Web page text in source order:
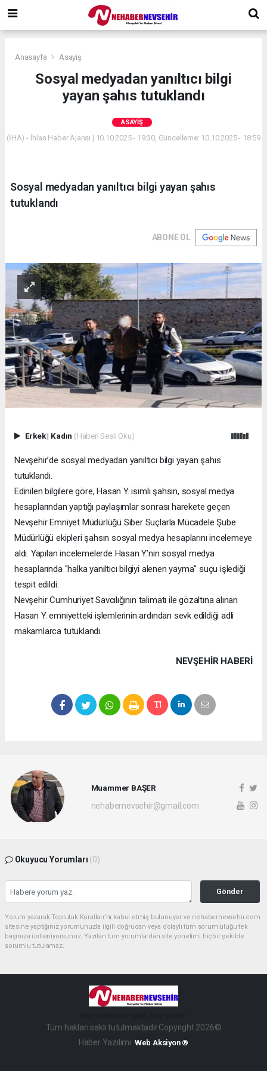
Anasayfa Asayiş
Sosyal medyadan yanıltıcı bilgi
yayan şahıs tutuklandı
ASAYIŞ
(İHA) - İhlas Haber Ajansı | 10.10.2025 - 19:30, Güncelleme: 10.10.2025 - 18:59
Sosyal medyadan yanıltıcı bilgi yayan şahıs
tutuklandı
ABONE OL
Erkek| Kadın (Haberi Sesli Oku)
Nevşehir’de sosyal medyadan yanıltıcı bilgi yayan şahıs
tutuklandı.
Edinilen bilgilere göre, Hasan Y. isimli şahsın, sosyal medya
hesaplarından yaptığı paylaşımlar sonrası harekete geçen
Nevşehir Emniyet Müdürlüğü Siber Suçlarla Mücadele Şube
Müdürlüğü ekipleri şahsın sosyal medya hesaplarını incelemeye
aldı. Yapılan incelemelerde Hasan Y.’nin sosyal medya
hesaplarında "halka yanıltıcı bilgiyi alenen yayma" suçu işlediği
tespit edildi.
Nevşehir Cumhuriyet Savcılığının talimatı ile gözaltına alınan
Hasan Y. emniyetteki işlemlerinin ardından sevk edildiği adli
makamlarca tutuklandı.
NEVŞEHIR HABERİ
Muammer BAŞER
nehabernevsehir@gmail.com
Okuyucu Yorumları (0)
Gönder
Yorum yazarak Topluluk Kuralları’nı kabul etmiş bulunuyor ve nehabernevsehir.com
sitesine yaptığınız yorumunuzla ilgili doğrudan veya dolaylı tüm sorumluluğu tek
başınıza üstleniyorsunuz. Yazılan tüm yorumlardan site yönetimi hiçbir şekilde
sorumlu tutulamaz.
Tüm hakları saklı tutulmaktadır.Copyright 2026©
Haber Yazılımı: Web Aksiyon ®